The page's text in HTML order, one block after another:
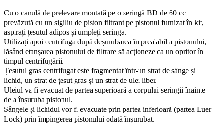
Cu o canulă de prelevare montată pe o seringă BD de 60 cc
prevăzută cu un sigiliu de piston filtrant pe pistonul furnizat în kit,
aspirați țesutul adipos și umpleți seringa.
Utilizați apoi centrifuga după deșurubarea în prealabil a pistonului,
lăsând etanșarea pistonului de filtrare să acționeze ca un opritor în
timpul centrifugării.
Țesutul gras centrifugat este fragmentat într-un strat de sânge și
lichid, un strat de țesut gras și un strat de ulei liber.
Uleiul va fi evacuat de partea superioară a corpului seringii înainte
de a înșuruba pistonul.
Sângele și lichidul vor fi evacuate prin partea inferioară (partea Luer
Lock) prin împingerea pistonului odată înșurubat.